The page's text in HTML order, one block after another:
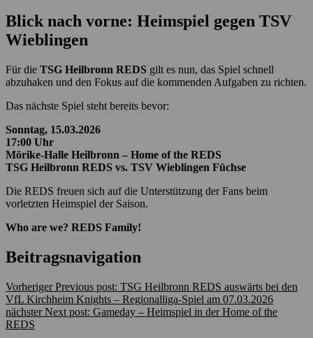
Blick nach vorne: Heimspiel gegen TSV
Wieblingen
Für die TSG Heilbronn REDS gilt es nun, das Spiel schnell
abzuhaken und den Fokus auf die kommenden Aufgaben zu richten.
Das nächste Spiel steht bereits bevor:
Sonntag, 15.03.2026
17:00 Uhr
Mörike-Halle Heilbronn – Home of the REDS
TSG Heilbronn REDS vs. TSV Wieblingen Füchse
Die REDS freuen sich auf die Unterstützung der Fans beim
vorletzten Heimspiel der Saison.
Who are we? REDS Family!
Beitragsnavigation
Vorheriger Previous post: TSG Heilbronn REDS auswärts bei den
VfL Kirchheim Knights – Regionalliga-Spiel am 07.03.2026
nächster Next post: Gameday – Heimspiel in der Home of the
REDS